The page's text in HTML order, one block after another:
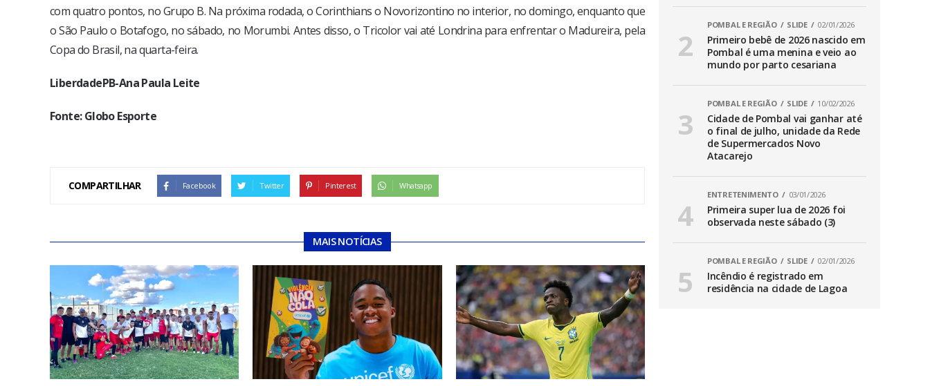
com quatro pontos, no Grupo B. Na próxima rodada, o Corinthians o Novorizontino no interior, no domingo, enquanto que
o São Paulo o Botafogo, no sábado, no Morumbi. Antes disso, o Tricolor vai até Londrina para enfrentar o Madureira, pela
Copa do Brasil, na quarta-feira.
LiberdadePB-Ana Paula Leite
Fonte: Globo Esporte
COMPARTILHAR Facebook Twitter Pinterest Whatsapp
MAIS NOTÍCIAS
POMBAL E REGIÃO SLIDE 02/01/2026
Primeiro bebê de 2026 nascido em
Pombal é uma menina e veio ao
mundo por parto cesariana
POMBAL E REGIÃO SLIDE 10/02/2026
Cidade de Pombal vai ganhar até
o final de julho, unidade da Rede
de Supermercados Novo
Atacarejo
ENTRETENIMENTO 03/01/2026
Primeira super lua de 2026 foi
observada neste sábado (3)
POMBAL E REGIÃO SLIDE 02/01/2026
Incêndio é registrado em
residência na cidade de Lagoa